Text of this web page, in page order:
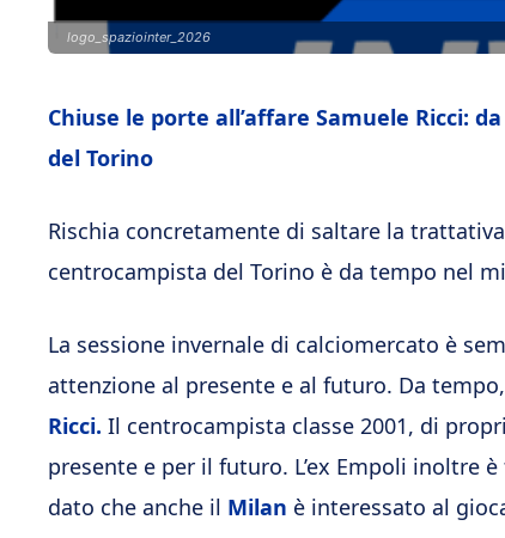
logo_spaziointer_2026
Chiuse le porte all’affare Samuele Ricci:
del Torino
Rischia concretamente di saltare la
centrocampista del Torino è da tempo nel
La sessione invernale di calciomercato è
attenzione al presente e al futuro. Da
Ricci. Il centrocampista classe 2001, di
presente e per il futuro. L’ex Empoli inoltre
dato che anche il Milan è interessato al